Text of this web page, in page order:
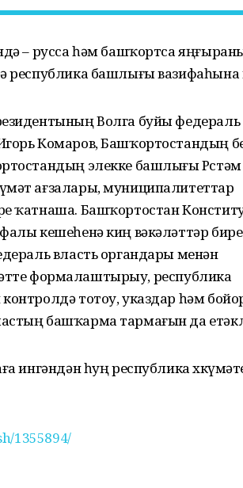
– русса һәм башҡортса
республика башлығы вазифаһына
Волга буйы федераль
Комаров, Башҡортостандың
элекке башлығы
ағзалары, муниципалитеттар
ҡатнаша. Башҡортостан
кешеһенә киң вәкәләттәр
власть органдары менән
формалаштырыу, республика
тотоу, указдар һәм
башҡарма тармағын да
ингәндән һуң республика
1355894/